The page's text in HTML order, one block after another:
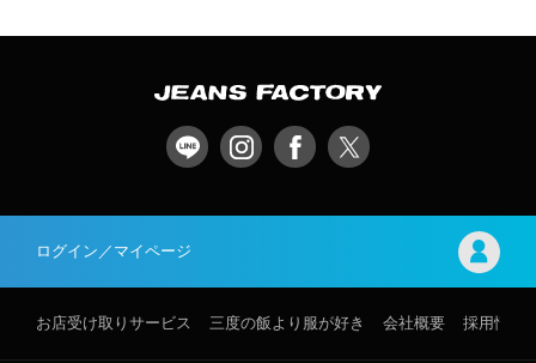
ログイン／マイページ
お店受け取りサービス 三度の飯より服が好き 会社概要 採用情報